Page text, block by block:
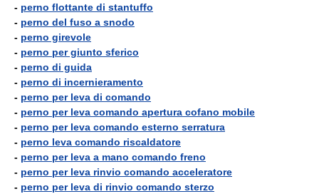
- perno flottante di stantuffo
- perno del fuso a snodo
- perno girevole
- perno per giunto sferico
- perno di guida
- perno di incernieramento
- perno per leva di comando
- perno per leva comando apertura cofano mobile
- perno per leva comando esterno serratura
- perno leva comando riscaldatore
- perno per leva a mano comando freno
- perno per leva rinvio comando acceleratore
- perno per leva di rinvio comando sterzo